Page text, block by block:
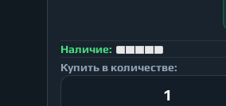
Наличие:
Купить в количестве: